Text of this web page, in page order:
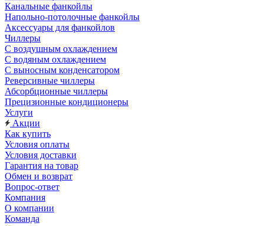
Канальные фанкойлы
Напольно-потолочные фанкойлы
Аксессуары для фанкойлов
Чиллеры
С воздушным охлаждением
С водяным охлаждением
С выносным конденсатором
Реверсивные чиллеры
Абсорбционные чиллеры
Прецизионные кондиционеры
Услуги
Акции
Как купить
Условия оплаты
Условия доставки
Гарантия на товар
Обмен и возврат
Вопрос-ответ
Компания
О компании
Команда